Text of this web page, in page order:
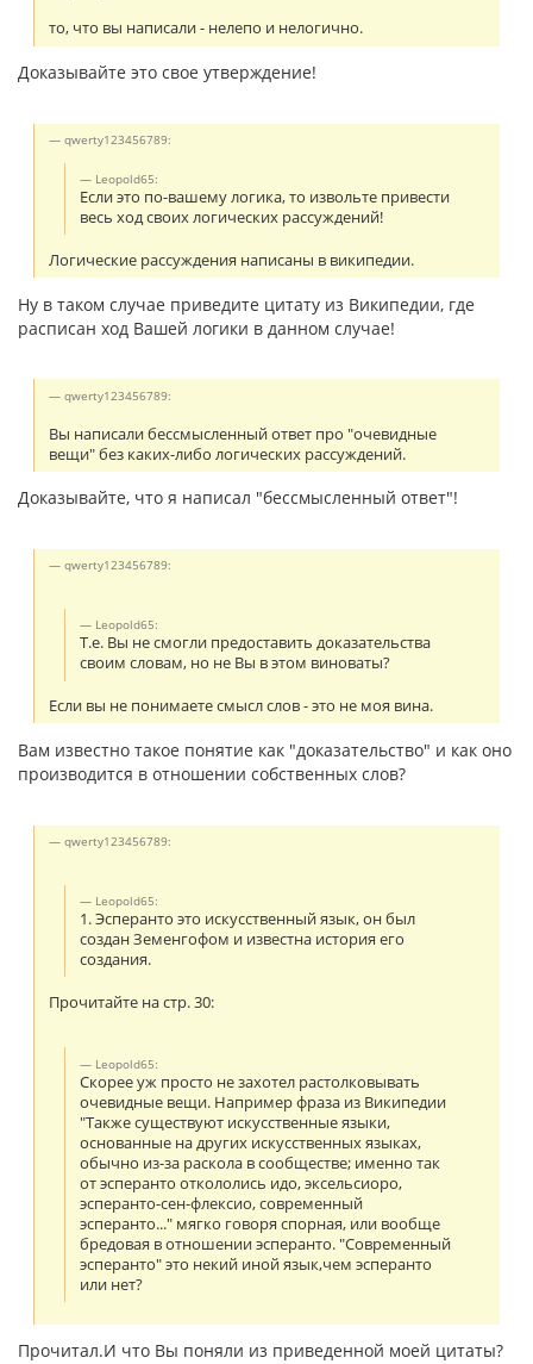
то, что вы написали - нелепо и нелогично.
Доказывайте это свое утверждение!
qwerty123456789:
Leopold65:
Если это по-вашему логика, то извольте привести
весь ход своих логических рассуждений!
Логические рассуждения написаны в википедии.
Ну в таком случае приведите цитату из Википедии, где
расписан ход Вашей логики в данном случае!
qwerty123456789:
Вы написали бессмысленный ответ про "очевидные
вещи" без каких-либо логических рассуждений.
Доказывайте, что я написал "бессмысленный ответ"!
qwerty123456789:
Leopold65:
Т.е. Вы не смогли предоставить доказательства
своим словам, но не Вы в этом виноваты?
Если вы не понимаете смысл слов - это не моя вина.
Вам известно такое понятие как "доказательство" и как оно
производится в отношении собственных слов?
qwerty123456789:
Leopold65:
1. Эсперанто это искусственный язык, он был
создан Земенгофом и известна история его
создания.
Прочитайте на стр. 30:
Leopold65:
Скорее уж просто не захотел растолковывать
очевидные вещи. Например фраза из Википедии
"Также существуют искусственные языки,
основанные на других искусственных языках,
обычно из-за раскола в сообществе; именно так
от эсперанто откололись идо, эксельсиоро,
эсперанто-сен-флексио, современный
эсперанто..." мягко говоря спорная, или вообще
бредовая в отношении эсперанто. "Современный
эсперанто" это некий иной язык,чем эсперанто
или нет?
Прочитал.И что Вы поняли из приведенной моей цитаты?